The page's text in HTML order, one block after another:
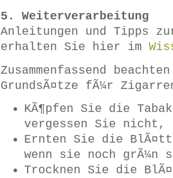
5. Weiterverarbeitung
Anleitungen und Tipps
erhalten Sie hier im
Zusammenfassend
GrundsÃ¤tze fÃ¼r
KÃ¶pfen Sie die
vergessen Sie nicht,
Ernten Sie die
wenn sie noch grÃ¼n
Trocknen Sie die